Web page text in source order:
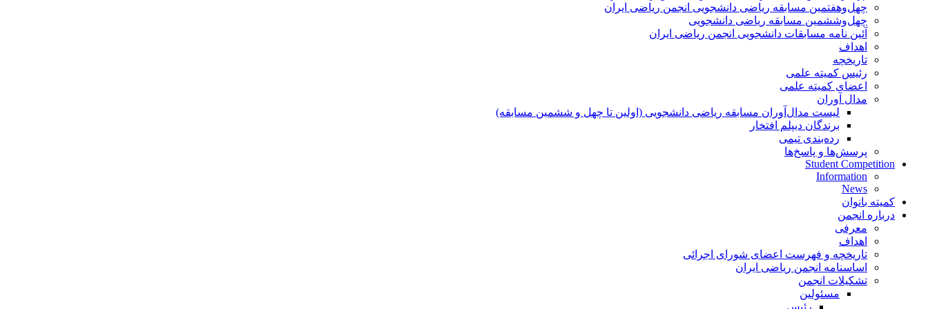
چهل‌و‌هفتمین مسابقه ریاضی دانشجویی انجمن ریاضی ایران
چهل‌و‌ششمین مسابقه ریاضی دانشجویی
آئین نامه مسابقات دانشجویی انجمن ریاضی ایران
اهداف
تاریخچه
رئیس کمیته علمی
اعضای کمیته علمی
مدال آوران
لیست مدال‌آوران مسابقه ریاضی دانشجویی (اولین تا چهل‌ و ششمین مسابقه)
برندگان دیپلم افتخار
رده‌بندی تیمی
پرسش‌ها و پاسخ‌ها
Student Competition
Information
News
کمیته بانوان
درباره انجمن
معرفی
اهداف
تاریخچه و فهرست اعضای شورای اجرائی
اساسنامه انجمن ریاضی ایران
تشکیلات انجمن
مسئولین
رئیس